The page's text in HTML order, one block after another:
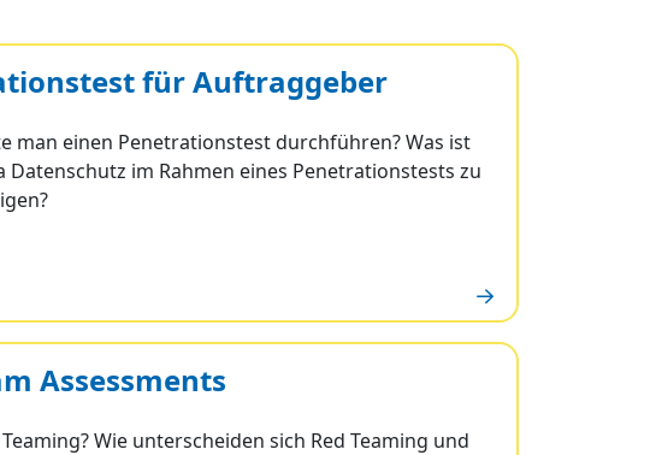
für Auftraggeber
man einen Penetrationstest durchführen? Was ist
Datenschutz im Rahmen eines Penetrationstests zu
Assessments
Wie unterscheiden sich Red Teaming und